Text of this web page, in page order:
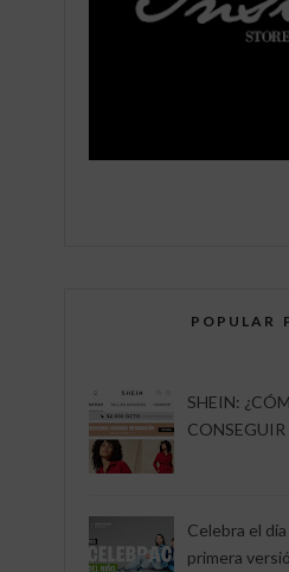
POPULAR
SHEIN:
Celebra el
primera